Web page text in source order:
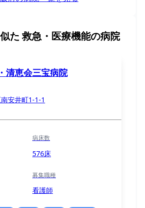
た 救急・医療機能の病院
清恵会三宝病院
安井町1-1-1
病床数
576床
募集職種
看護師